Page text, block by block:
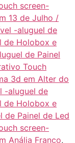
screen-
13 de Julho /
-aluguel de
de Holobox e
de Painel
Touch
3d em Alter do
-aluguel de
de Holobox e
de Painel de Led
screen-
Anália Franco,